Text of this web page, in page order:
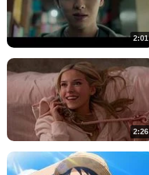
2:01
2:26